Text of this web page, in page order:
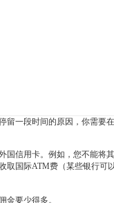
一段时间的原因，你需要在
信用卡。例如，您不能将
取国际ATM费（某些银行
金要少得多。